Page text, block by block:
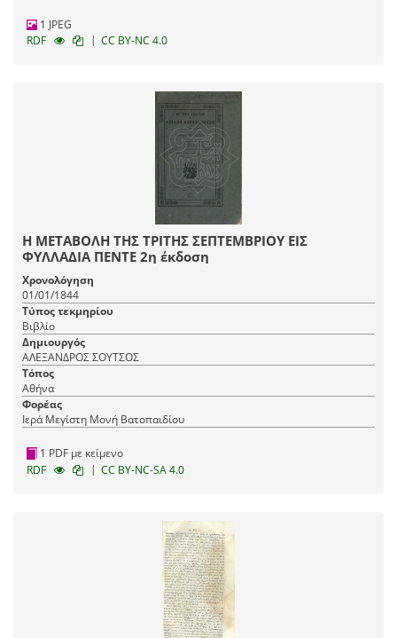
1 JPEG
RDF
| CC BY-NC 4.0
Η ΜΕΤΑΒΟΛΗ ΤΗΣ ΤΡΙΤΗΣ ΣΕΠΤΕΜΒΡΙΟΥ ΕΙΣ
ΦΥΛΛΑΔΙΑ ΠΕΝΤΕ 2η έκδοση
Χρονολόγηση
01/01/1844
Τύπος τεκμηρίου
Βιβλίο
Δημιουργός
ΑΛΕΞΑΝΔΡΟΣ ΣΟΥΤΣΟΣ
Τόπος
Αθήνα
Φορέας
Ιερά Μεγίστη Μονή Βατοπαιδίου
1 PDF με κείμενο
RDF
| CC BY-NC-SA 4.0